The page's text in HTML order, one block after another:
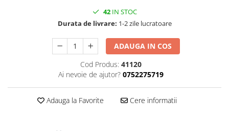
42IN STOC
Durata de livrare: 1-2 zile lucratoare
ADAUGA IN COS
Cod Produs: 41120
Ai nevoie de ajutor? 0752275719
Adauga la Favorite Cere informatii